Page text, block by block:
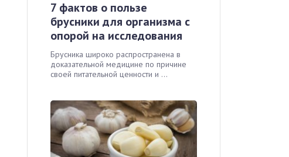
7 фактов о пользе
брусники для организма с
опорой на исследования
Брусника широко распространена в
доказательной медицине по причине
своей питательной ценности и ...